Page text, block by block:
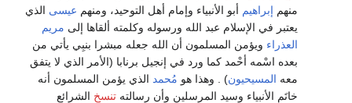
منهم إبراهيم أبو الأنبياء وإمام أهل التوحيد، ومنهم عيسى الذي
يعتبر في الإسلام عبد الله ورسوله وكلمته ألقاها إلى مريم
العذراء ويؤمن المسلمون أن الله جعله مبشرا بنبِي يأتي من
بعده اسْمه أحْمد كما ورد في إنجيل برنابا (الأمر الذي لا يتفق
معه المسيحيون) . وهذا هو مُحمد الذي يؤمن المسلمون أنه
خاتَم الأنبياء وسيد المرسلين وأن رسالته تنسخ الشرائع